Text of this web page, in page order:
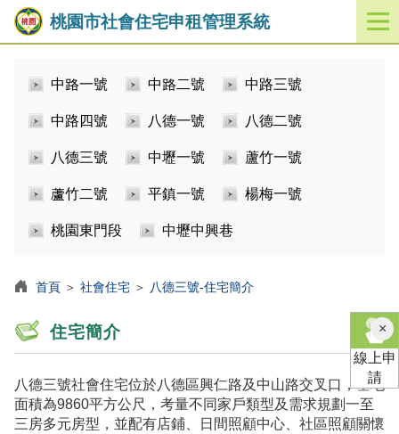
桃園市社會住宅申租管理系統
開
啟
中路一號 中路二號 中路三號
中路四號 八德一號 八德二號
八德三號 中壢一號 蘆竹一號
蘆竹二號 平鎮一號 楊梅一號
桃園東門段 中壢中興巷
首頁 ＞ 社會住宅 ＞ 八德三號-住宅簡介
住宅簡介
八德三號社會住宅位於八德區興仁路及中山路交叉口，基地
面積為9860平方公尺，考量不同家戶類型及需求規劃一至
三房多元房型，並配有店鋪、日間照顧中心、社區照顧關懷
×關
閉
線上申
請